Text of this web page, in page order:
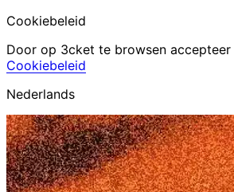
Cookiebeleid
Door op 3cket te browsen
Cookiebeleid
Nederlands